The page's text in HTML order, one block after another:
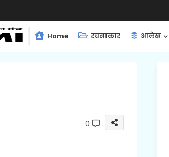
Home रचनाकार आलेख
0